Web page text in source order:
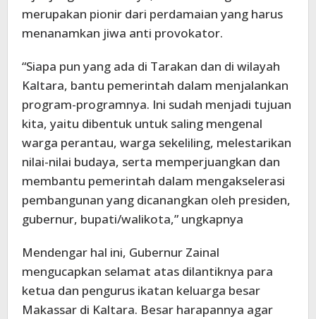
merupakan pionir dari perdamaian yang harus
menanamkan jiwa anti provokator.
“Siapa pun yang ada di Tarakan dan di wilayah
Kaltara, bantu pemerintah dalam menjalankan
program-programnya. Ini sudah menjadi tujuan
kita, yaitu dibentuk untuk saling mengenal
warga perantau, warga sekeliling, melestarikan
nilai-nilai budaya, serta memperjuangkan dan
membantu pemerintah dalam mengakselerasi
pembangunan yang dicanangkan oleh presiden,
gubernur, bupati/walikota,” ungkapnya
Mendengar hal ini, Gubernur Zainal
mengucapkan selamat atas dilantiknya para
ketua dan pengurus ikatan keluarga besar
Makassar di Kaltara. Besar harapannya agar